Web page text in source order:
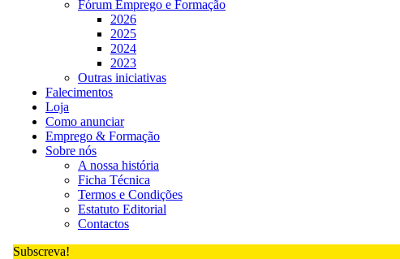
Fórum Emprego e Formação
2026
2025
2024
2023
Outras iniciativas
Falecimentos
Loja
Como anunciar
Emprego & Formação
Sobre nós
A nossa história
Ficha Técnica
Termos e Condições
Estatuto Editorial
Contactos
Subscreva!